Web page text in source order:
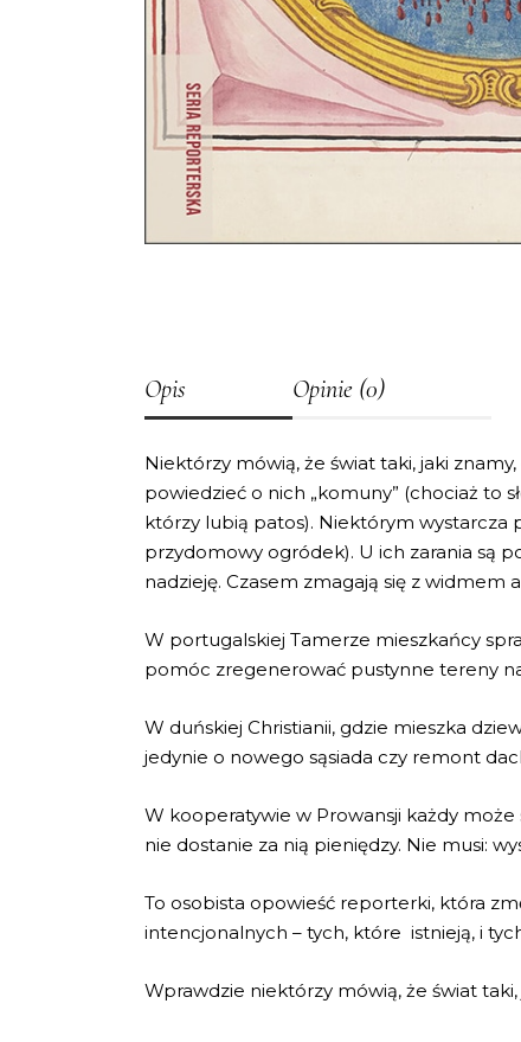
Opis Opinie (0)
Niektórzy mówią, że świat taki, jaki
powiedzieć o nich „komuny” (chociaż to
którzy lubią patos). Niektórym wystarcza
przydomowy ogródek). U ich zarania są
nadzieję. Czasem zmagają się z widmem
W portugalskiej Tamerze mieszkańcy
pomóc zregenerować pustynne tereny
W duńskiej Christianii, gdzie mieszka
jedynie o nowego sąsiada czy remont
W kooperatywie w Prowansji każdy może
nie dostanie za nią pieniędzy. Nie musi:
To osobista opowieść reporterki, która
intencjonalnych – tych, które istnieją, i
Wprawdzie niektórzy mówią, że świat